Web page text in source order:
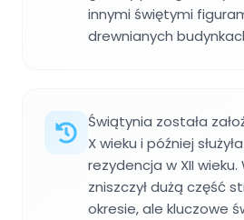
innymi świętymi
drewnianych
Świątynia została
X wieku i później
rezydencja w XII wieku.
zniszczył dużą część
okresie, ale kluczowe